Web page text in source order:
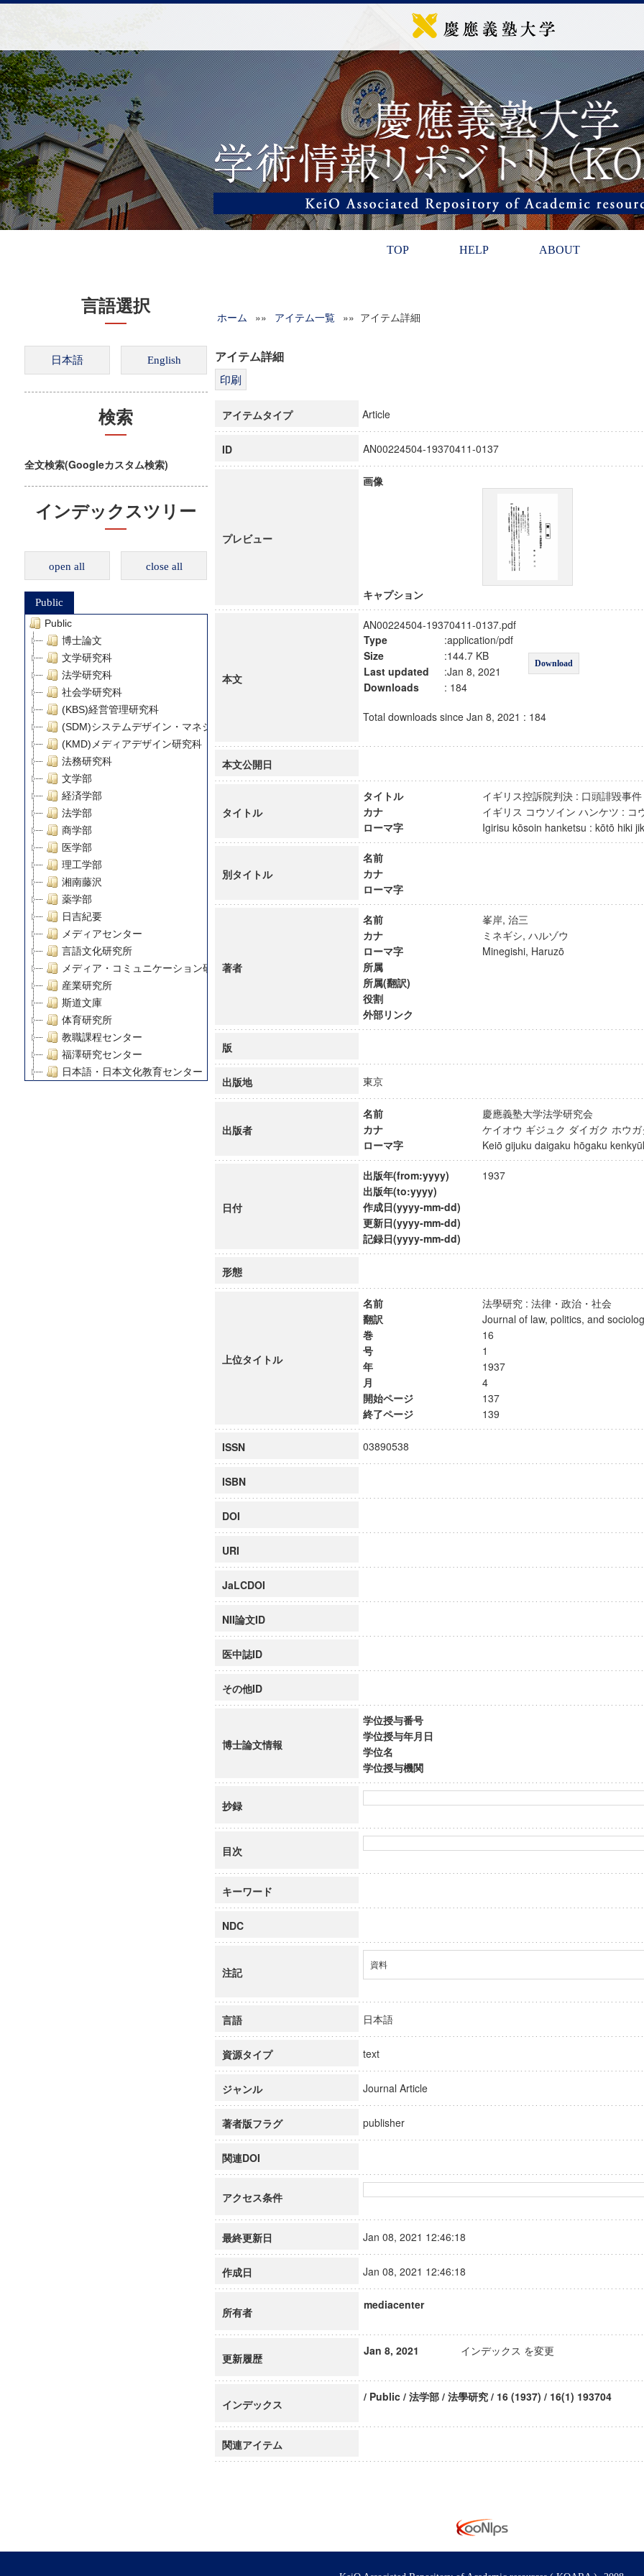
TOP HELP ABOUT
言語選択
検索
全文検索(Googleカスタム検索)
インデックスツリー
open all close all
Public
Public
博士論文
文学研究科
法学研究科
社会学研究科
(KBS)経営管理研究科
(SDM)システムデザイン・マネジメント研究科
(KMD)メディアデザイン研究科
法務研究科
文学部
経済学部
法学部
商学部
医学部
理工学部
湘南藤沢
薬学部
日吉紀要
メディアセンター
言語文化研究所
メディア・コミュニケーション研究所
産業研究所
斯道文庫
体育研究所
教職課程センター
福澤研究センター
日本語・日本文化教育センター
デジタルメディア・コンテンツ統合研究センター
慶應義塾大学グローバルCOEプログラム市民社会ガバナンス教育研究センター
慶應義塾大学グローバルCOEプログラム論理と感性の先端的教育研究拠点
博士課程教育リーディングプログラム「超成熟社会発展のサイエンス」
ホーム »» アイテム一覧 »» アイテム詳細
アイテム詳細
アイテムタイプ Article
ID AN00224504-19370411-0137
プレビュー
画像
キャプション
本文
AN00224504-19370411-0137.pdf
Type
:application/pdf
Download
Size
:144.7 KB
Last updated
:Jan 8, 2021
Downloads
: 184
Total downloads since Jan 8, 2021 : 184
本文公開日
タイトル
タイトル
イギリス控訴院判決 : 口頭誹毀事
カナ
イギリス コウソイン ハンケツ :
ローマ字
Igirisu kōsoin hanketsu : kōtō hiki
別タイトル
名前
カナ
ローマ字
著者
名前
峯岸, 治三
カナ
ミネギシ, ハルゾウ
ローマ字
Minegishi, Haruzō
所属
所属(翻訳)
役割
外部リンク
版
出版地 東京
出版者
名前
慶應義塾大学法学研究会
カナ
ケイオウ ギジュク ダイガク ホウ
ローマ字
Keiō gijuku daigaku hōgaku
日付
出版年(from:yyyy)
1937
出版年(to:yyyy)
作成日(yyyy-mm-dd)
更新日(yyyy-mm-dd)
記録日(yyyy-mm-dd)
形態
上位タイトル
名前
法學研究 : 法律・政治・社会
翻訳
Journal of law, politics, and
巻
16
号
1
年
1937
月
4
開始ページ
137
終了ページ
139
ISSN 03890538
ISBN
DOI
URI
JaLCDOI
NII論文ID
医中誌ID
その他ID
博士論文情報
学位授与番号
学位授与年月日
学位名
学位授与機関
抄録
目次
キーワード
NDC
注記
資料
言語 日本語
資源タイプ text
ジャンル Journal Article
著者版フラグ publisher
関連DOI
アクセス条件
最終更新日 Jan 08, 2021 12:46:18
作成日 Jan 08, 2021 12:46:18
所有者
mediacenter
更新履歴
Jan 8, 2021 インデックス を変更
インデックス
/ Public / 法学部 / 法學研究 / 16 (1937) / 16(1) 193704
関連アイテム